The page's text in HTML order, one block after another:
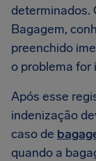
determinados.
Bagagem,
preenchido
o problema for
Após esse
indenização
caso de
quando a